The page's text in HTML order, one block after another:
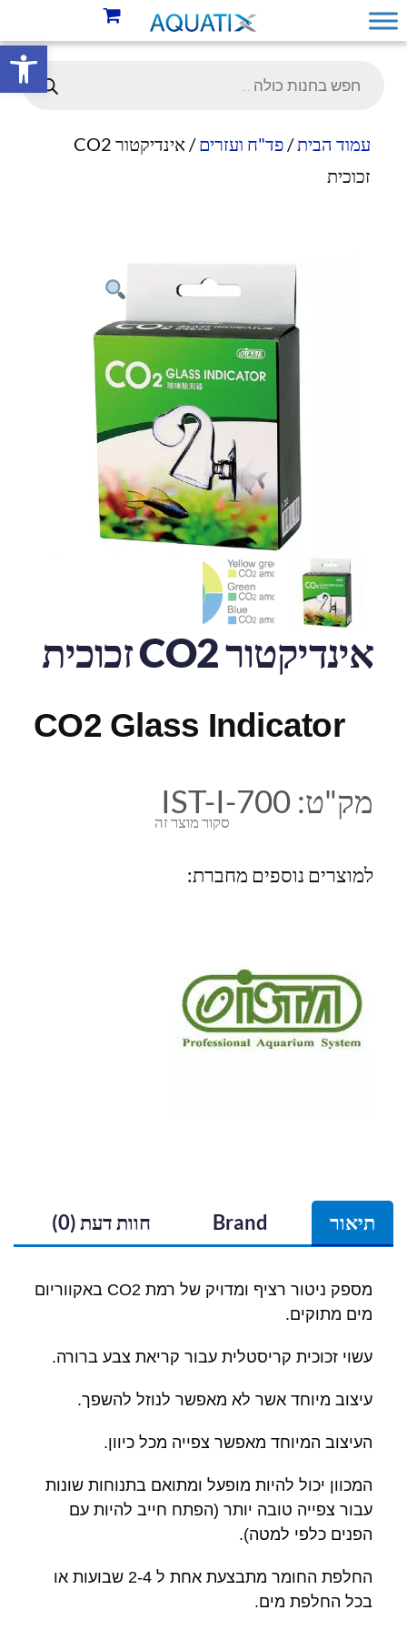
פתח
עמוד הבית/פד"ח ועזרים
/ אינדיקטור CO2
זכוכית
אינדיקטור CO2 זכוכית
CO2 Glass Indicator
סקור מוצר זה
מק"ט: IST-I-700
למוצרים נוספים מחברת:
תיאור Brand חוות דעת (0)
מספק ניטור רציף ומדויק של רמת CO2 באקווריום
מים מתוקים.
עשוי זכוכית קריסטלית עבור קריאת צבע ברורה.
עיצוב מיוחד אשר לא מאפשר לנוזל להשפך.
העיצוב המיוחד מאפשר צפייה מכל כיוון.
המכוון יכול להיות מופעל ומתואם בתנוחות שונות
עבור צפייה טובה יותר (הפתח חייב להיות עם
הפנים כלפי למטה).
החלפת החומר מתבצעת אחת ל 2-4 שבועות או
בכל החלפת מים.